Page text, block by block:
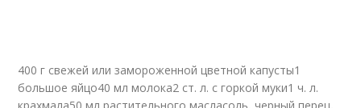
400 г свежей или замороженной цветной капусты1
большое яйцо40 мл молока2 ст. л. с горкой муки1 ч. л.